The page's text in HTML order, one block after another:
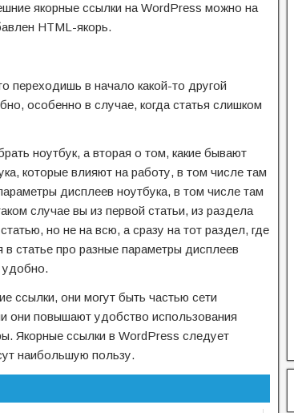
якорные ссылки на WordPress можно на
HTML-якорь.
переходишь в начало какой-то другой
особенно в случае, когда статья слишком
ноутбук, а вторая о том, какие бывают
которые влияют на работу, в том числе там
дисплеев ноутбука, в том числе там
случае вы из первой статьи, из раздела
но не на всю, а сразу на тот раздел, где
статье про разные параметры дисплеев
удобно.
ссылки, они могут быть частью сети
они повышают удобство использования
Якорные ссылки в WordPress следует
наибольшую пользу.